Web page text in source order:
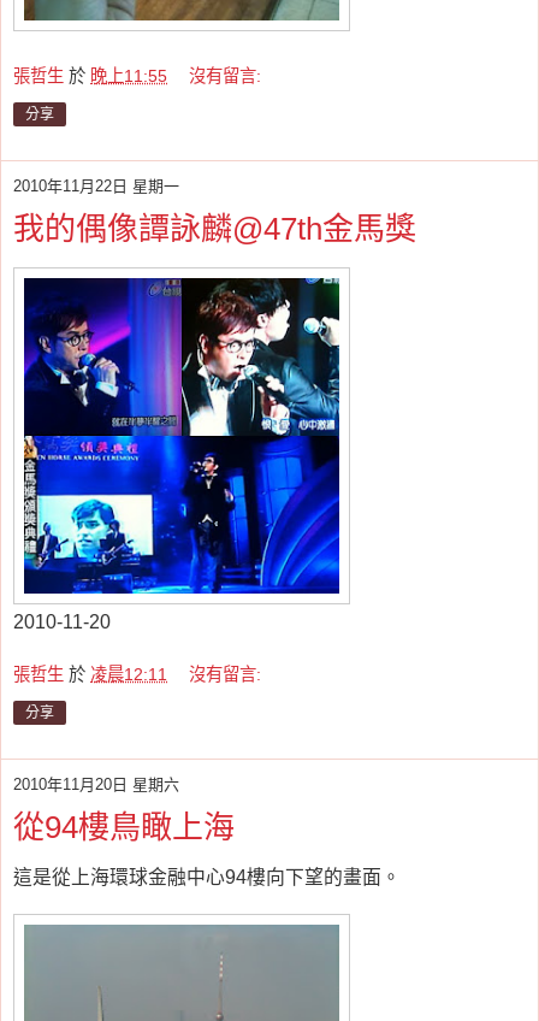
張哲生 於 晚上11:55 沒有留言:
分享
2010年11月22日 星期一
我的偶像譚詠麟@47th金馬獎
2010-11-20
張哲生 於 凌晨12:11 沒有留言:
分享
2010年11月20日 星期六
從94樓鳥瞰上海
這是從上海環球金融中心94樓向下望的畫面。